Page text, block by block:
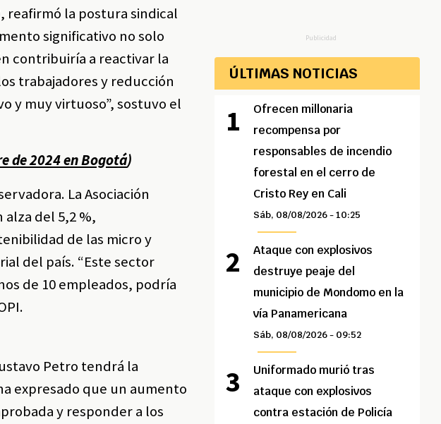
reafirmó la postura sindical
significativo no solo
contribuiría a reactivar la
trabajadores y reducción
y muy virtuoso”, sostuvo el
de 2024 en Bogotá)
La Asociación
alza del 5,2 %,
de las micro y
del país. “Este sector
de 10 empleados, podría
Petro tendrá la
expresado que un aumento
y responder a los
Publicidad
ÚLTIMAS NOTICIAS
Ofrecen millonaria
recompensa por
responsables de incendio
forestal en el cerro de
Cristo Rey en Cali
Sáb, 08/08/2026 - 10:25
Ataque con explosivos
destruye peaje del
municipio de Mondomo en la
vía Panamericana
Sáb, 08/08/2026 - 09:52
Uniformado murió tras
ataque con explosivos
contra estación de Policía